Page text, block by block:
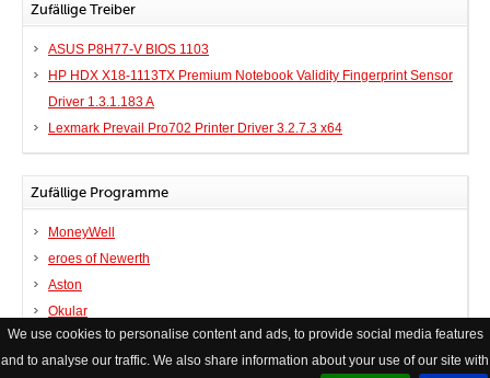
We use cookies to personalise content and ads, to provide social media features
and to analyse our traffic. We also share information about your use of our site with
Zufällige Treiber
ASUS P8H77-V BIOS 1103
HP HDX X18-1113TX Premium Notebook Validity Fingerprint Sensor
Driver 1.3.1.183 A
Lexmark Prevail Pro702 Printer Driver 3.2.7.3 x64
Zufällige Programme
MoneyWell
eroes of Newerth
Aston
Okular